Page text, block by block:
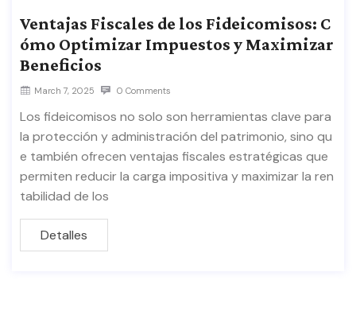
Ventajas Fiscales de los Fideicomisos: C
ómo Optimizar Impuestos y Maximizar
Beneficios
March 7, 2025 0 Comments
Los fideicomisos no solo son herramientas clave para
la protección y administración del patrimonio, sino qu
e también ofrecen ventajas fiscales estratégicas que
permiten reducir la carga impositiva y maximizar la ren
tabilidad de los
Detalles